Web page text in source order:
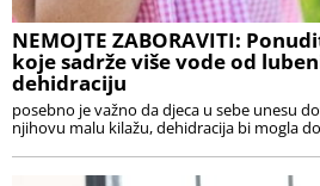
NEMOJTE ZABORAVITI:
koje sadrže više vode od
dehidraciju
posebno je važno da djeca u sebe unesu
njihovu malu kilažu, dehidracija bi mogla